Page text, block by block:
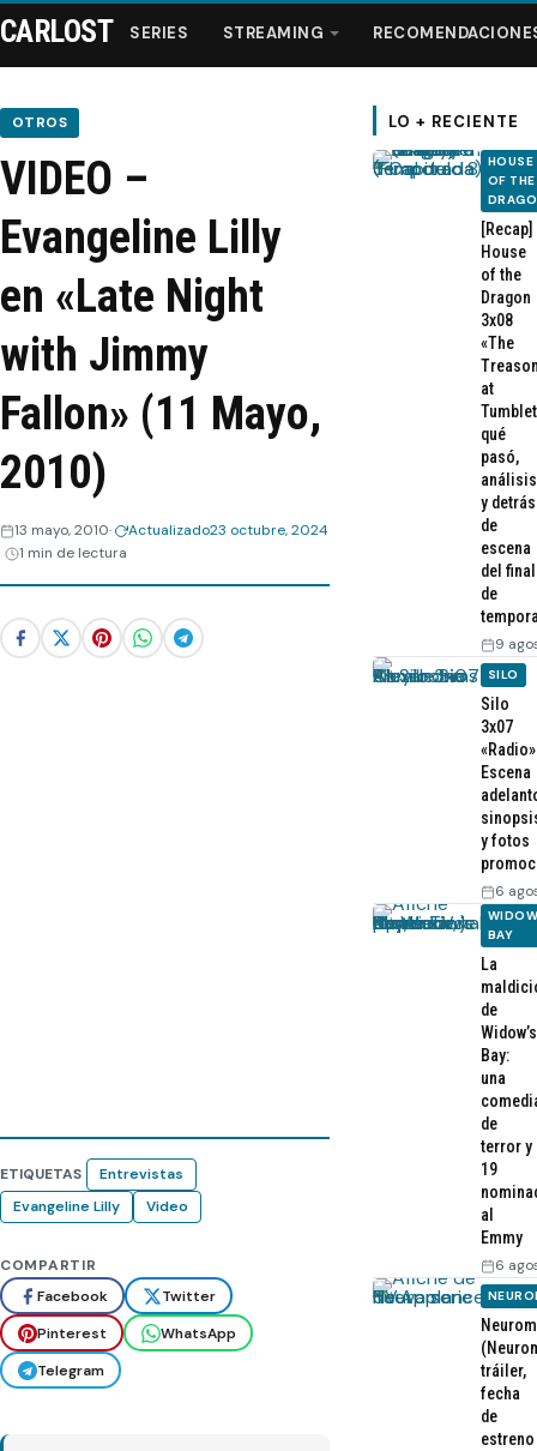
Series
Streaming
Recomendaciones
Webisodios
CARLOST SERIES STREAMING
OTROS
VIDEO –
Evangeline Lilly
en «Late Night
with Jimmy
Fallon» (11 Mayo,
2010)
13 mayo, 2010 Actualizado23 octubre, 2024
1 min de lectura
ETIQUETAS
Entrevistas
Evangeline Lilly
Video
COMPARTIR
Facebook
Twitter
Pinterest
WhatsApp
Telegram
LO + RECIENTE
HOUSE
OF THE
[Recap]
House
of the
Dragon
3x08
«The
at
qué
pasó,
análisis
y detrás
de
escena
del final
de
9
SILO
Silo
3x07
Escena
y fotos
6
BAY
La
de
Widow’s
Bay:
una
de
terror y
19
al
Emmy
6
tráiler,
fecha
de
estreno